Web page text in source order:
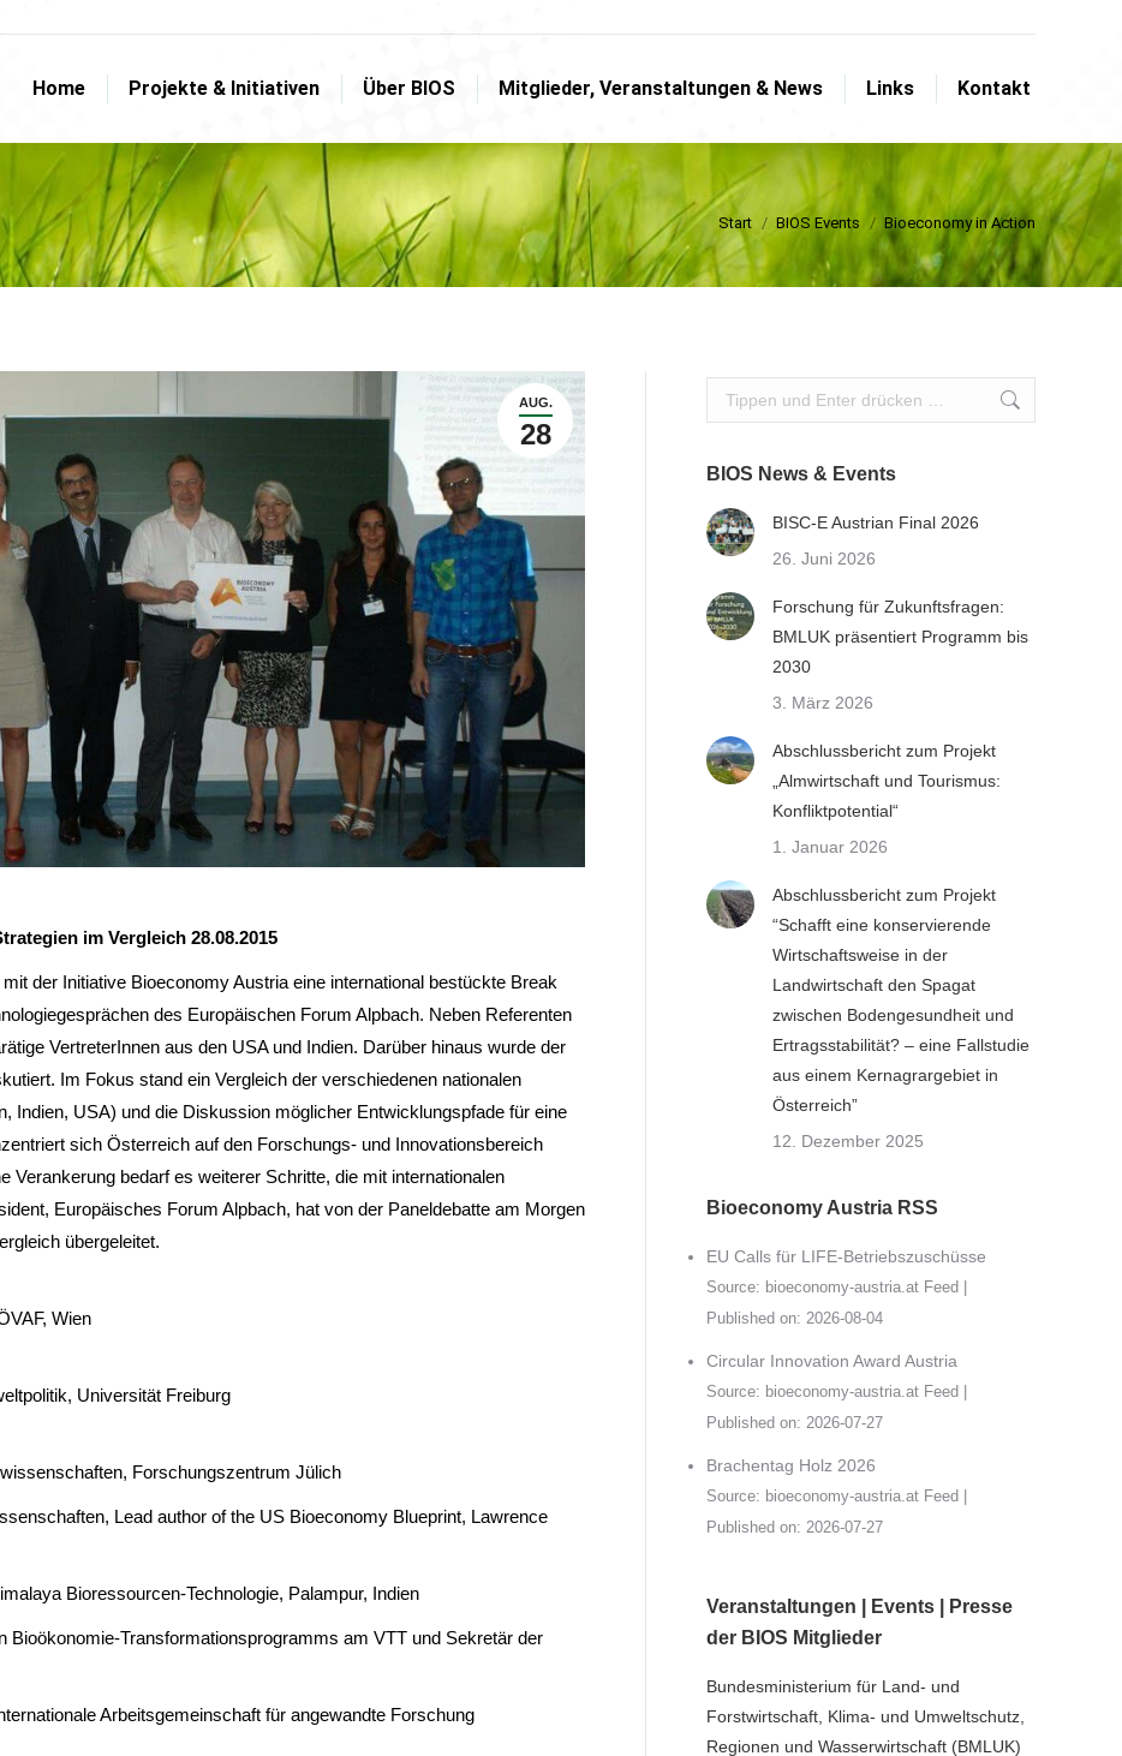
Home Projekte & Initiativen Über BIOS Mitglieder, Veranstaltungen & News Links Kontakt
Sie befinden sich hier:
Start BIOS Events Bioeconomy in Action
AUG.
28
im Vergleich 28.08.2015
der Initiative Bioeconomy Austria eine international bestückte Break
des Europäischen Forum Alpbach. Neben Referenten
VertreterInnen aus den USA und Indien. Darüber hinaus wurde der
Im Fokus stand ein Vergleich der verschiedenen nationalen
Indien, USA) und die Diskussion möglicher Entwicklungspfade für eine
sich Österreich auf den Forschungs- und Innovationsbereich
Verankerung bedarf es weiterer Schritte, die mit internationalen
Europäisches Forum Alpbach, hat von der Paneldebatte am Morgen
übergeleitet.
Wien
Universität Freiburg
Forschungszentrum Jülich
Lead author of the US Bioeconomy Blueprint, Lawrence
Bioressourcen-Technologie, Palampur, Indien
Bioökonomie-Transformationsprogramms am VTT und Sekretär der
Arbeitsgemeinschaft für angewandte Forschung
Search:
BIOS News & Events
BISC-E Austrian Final 2026
26. Juni 2026
Forschung für Zukunftsfragen:
BMLUK präsentiert Programm bis
2030
3. März 2026
Abschlussbericht zum Projekt
„Almwirtschaft und Tourismus:
Konfliktpotential“
1. Januar 2026
Abschlussbericht zum Projekt
“Schafft eine konservierende
Wirtschaftsweise in der
Landwirtschaft den Spagat
zwischen Bodengesundheit und
Ertragsstabilität? – eine Fallstudie
aus einem Kernagrargebiet in
Österreich”
12. Dezember 2025
Bioeconomy Austria RSS
EU Calls für LIFE-Betriebszuschüsse
Source: bioeconomy-austria.at Feed
Published on: 2026-08-04
Circular Innovation Award Austria
Source: bioeconomy-austria.at Feed
Published on: 2026-07-27
Brachentag Holz 2026
Source: bioeconomy-austria.at Feed
Published on: 2026-07-27
Veranstaltungen | Events | Presse
der BIOS Mitglieder
Bundesministerium für Land- und
Forstwirtschaft, Klima- und Umweltschutz,
Regionen und Wasserwirtschaft (BMLUK)
Home Projekte & Initiativen Über BIOS Mitglieder, Veranstaltungen & News Links Kontakt